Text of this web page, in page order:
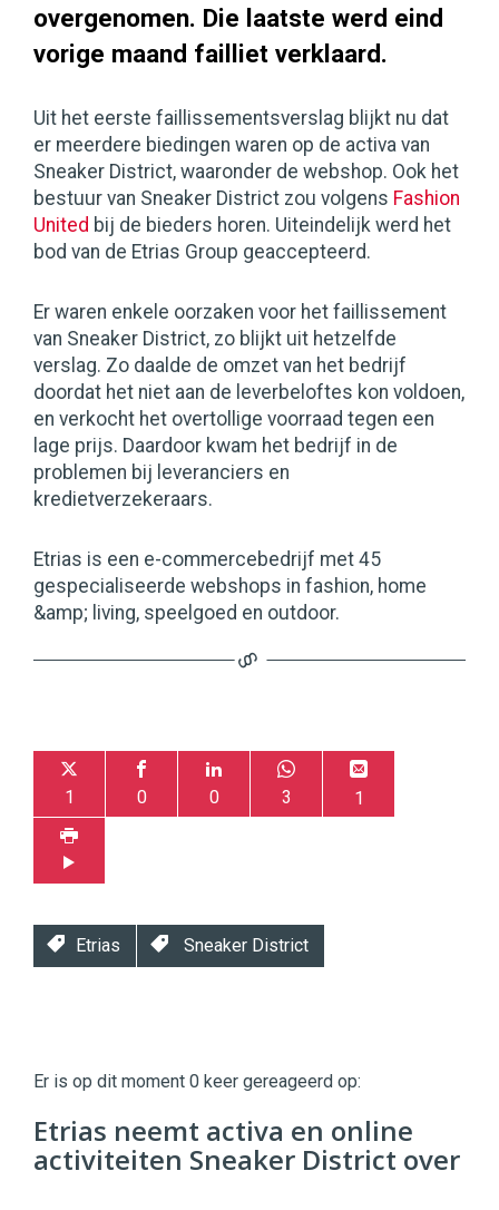
overgenomen. Die laatste werd eind
vorige maand failliet verklaard.
Uit het eerste faillissementsverslag blijkt nu dat
er meerdere biedingen waren op de activa van
Sneaker District, waaronder de webshop. Ook het
bestuur van Sneaker District zou volgens Fashion
United bij de bieders horen. Uiteindelijk werd het
bod van de Etrias Group geaccepteerd.
Er waren enkele oorzaken voor het faillissement
van Sneaker District, zo blijkt uit hetzelfde
verslag. Zo daalde de omzet van het bedrijf
doordat het niet aan de leverbeloftes kon voldoen,
en verkocht het overtollige voorraad tegen een
lage prijs. Daardoor kwam het bedrijf in de
problemen bij leveranciers en
kredietverzekeraars.
Etrias is een e-commercebedrijf met 45
gespecialiseerde webshops in fashion, home
&amp; living, speelgoed en outdoor.
1 0 0 3 1
Etrias Sneaker District
|
Digital
Commercehttps://twinklemagazine.nl
9654
Er is op dit moment 0 keer gereageerd op:
Etrias neemt activa en online
activiteiten Sneaker District over